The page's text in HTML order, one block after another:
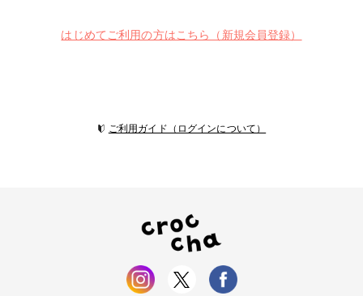
はじめてご利用の方はこちら（新規会員登録）
ご利用ガイド（ログインについて）